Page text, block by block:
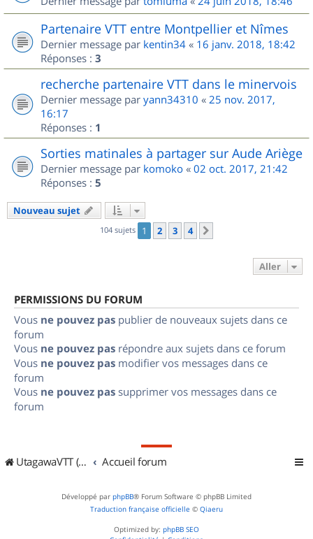
Partenaire VTT entre Montpellier et Nîmes
Dernier message par kentin34 « 16 janv. 2018, 18:42
Réponses : 3
recherche partenaire VTT dans le minervois
Dernier message par yann34310 « 25 nov. 2017,
16:17
Réponses : 1
Sorties matinales à partager sur Aude Ariège
Dernier message par komoko « 02 oct. 2017, 21:42
Réponses : 5
Nouveau sujet
104 sujets 1 2 3 4
Aller
PERMISSIONS DU FORUM
Vous ne pouvez pas publier de nouveaux sujets dans ce
forum
Vous ne pouvez pas répondre aux sujets dans ce forum
Vous ne pouvez pas modifier vos messages dans ce
forum
Vous ne pouvez pas supprimer vos messages dans ce
forum
UtagawaVTT (Randos VTT et VTTAE avec traces GPS) Accueil forum
Développé par phpBB® Forum Software © phpBB Limited
Traduction française officielle © Qiaeru
Optimized by: phpBB SEO